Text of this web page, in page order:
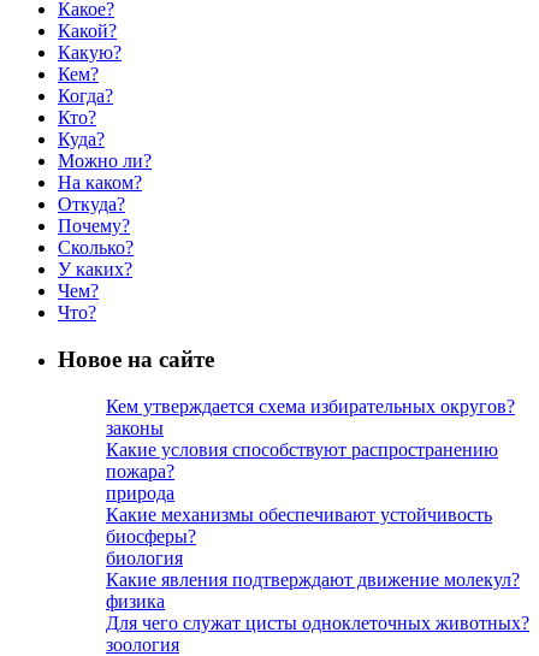
Какое?
Какой?
Какую?
Кем?
Когда?
Кто?
Куда?
Можно ли?
На каком?
Откуда?
Почему?
Сколько?
У каких?
Чем?
Что?
Новое на сайте
Кем утверждается схема избирательных округов?
законы
Какие условия способствуют распространению
пожара?
природа
Какие механизмы обеспечивают устойчивость
биосферы?
биология
Какие явления подтверждают движение молекул?
физика
Для чего служат цисты одноклеточных животных?
зоология